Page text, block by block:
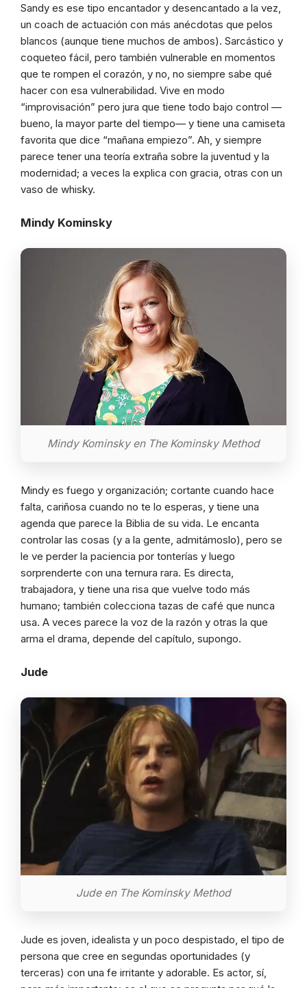
Sandy es ese tipo encantador y desencantado a la vez,
un coach de actuación con más anécdotas que pelos
blancos (aunque tiene muchos de ambos). Sarcástico y
coqueteo fácil, pero también vulnerable en momentos
que te rompen el corazón, y no, no siempre sabe qué
hacer con esa vulnerabilidad. Vive en modo
“improvisación” pero jura que tiene todo bajo control —
bueno, la mayor parte del tiempo— y tiene una camiseta
favorita que dice “mañana empiezo”. Ah, y siempre
parece tener una teoría extraña sobre la juventud y la
modernidad; a veces la explica con gracia, otras con un
vaso de whisky.
Mindy Kominsky
Mindy Kominsky en The Kominsky Method
Mindy es fuego y organización; cortante cuando hace
falta, cariñosa cuando no te lo esperas, y tiene una
agenda que parece la Biblia de su vida. Le encanta
controlar las cosas (y a la gente, admitámoslo), pero se
le ve perder la paciencia por tonterías y luego
sorprenderte con una ternura rara. Es directa,
trabajadora, y tiene una risa que vuelve todo más
humano; también colecciona tazas de café que nunca
usa. A veces parece la voz de la razón y otras la que
arma el drama, depende del capítulo, supongo.
Jude
Jude en The Kominsky Method
Jude es joven, idealista y un poco despistado, el tipo de
persona que cree en segundas oportunidades (y
terceras) con una fe irritante y adorable. Es actor, sí,